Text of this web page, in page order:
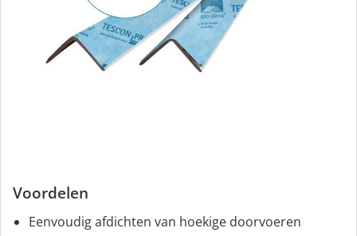
Voordelen
Eenvoudig afdichten van hoekige doorvoeren